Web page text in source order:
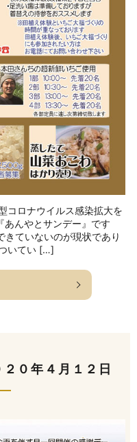
ロナウイルス感染拡大を
あんやとサンデー』です
ていないのが現状であり
いてい […]
０年４月１２日